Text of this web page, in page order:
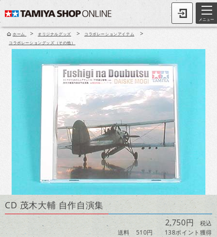
メニュー
ホーム > オリジナルグッズ > コラボレーションアイテム >
コラボレーショングッズ（その他）
CD 茂木大輔 自作自演集
2,750円 税込
送料 510円
138ポイント獲得